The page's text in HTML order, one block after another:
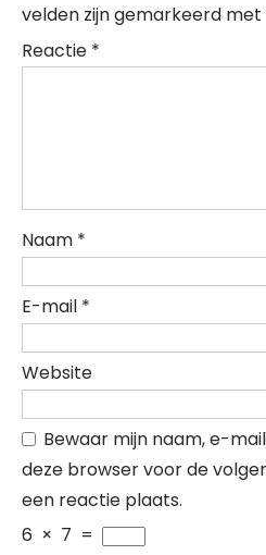
velden zijn gemarkeerd met
Reactie *
Naam *
E-mail *
Website
Bewaar mijn naam, e-
deze browser voor de
een reactie plaats.
6 × 7 =